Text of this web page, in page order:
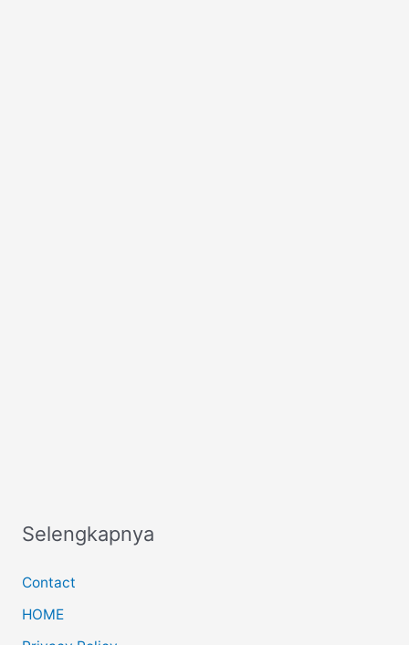
Selengkapnya
Contact
HOME